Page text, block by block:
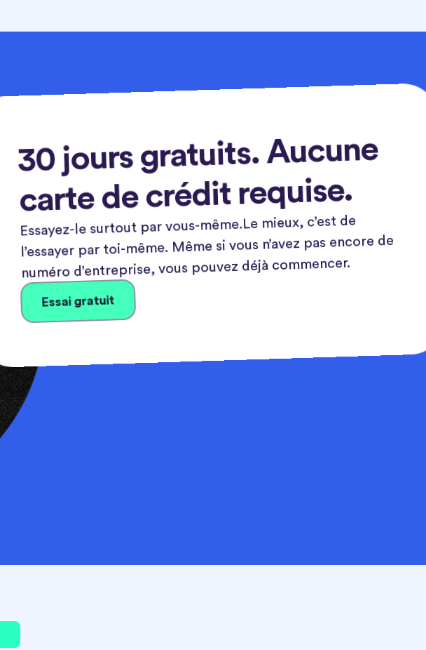
30 jours gratuits. Aucune
carte de crédit requise.
Essayez-le surtout par vous-même.Le mieux, c’est de
l’essayer par toi-même. Même si vous n’avez pas encore de
numéro d’entreprise, vous pouvez déjà commencer.
Essai gratuit